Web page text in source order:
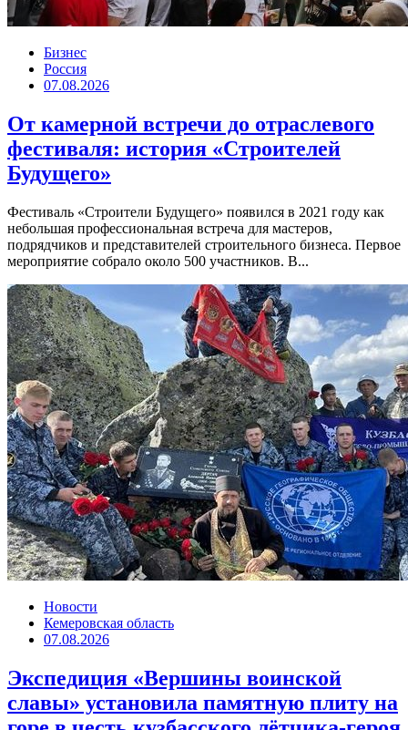
Бизнес
Россия
07.08.2026
От камерной встречи до отраслевого
фестиваля: история «Строителей
Будущего»
Фестиваль «Строители Будущего» появился в 2021 году как
небольшая профессиональная встреча для мастеров,
подрядчиков и представителей строительного бизнеса. Первое
мероприятие собрало около 500 участников. В...
Новости
Кемеровская область
07.08.2026
Экспедиция «Вершины воинской
славы» установила памятную плиту на